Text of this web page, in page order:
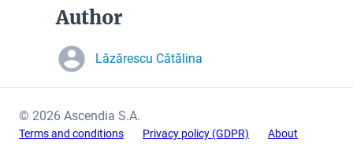
Author
Lăzărescu Cătălina
© 2026 Ascendia S.A.
Terms and conditions Privacy policy (GDPR) About